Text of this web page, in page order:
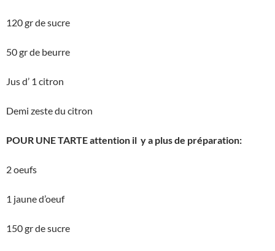
120 gr de sucre
50 gr de beurre
Jus d’ 1 citron
Demi zeste du citron
POUR UNE TARTE attention il y a plus de préparation:
2 oeufs
1 jaune d’oeuf
150 gr de sucre